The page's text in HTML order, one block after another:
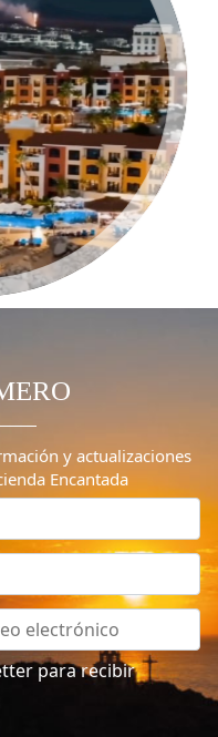
y actualizaciones
Encantada
para recibir